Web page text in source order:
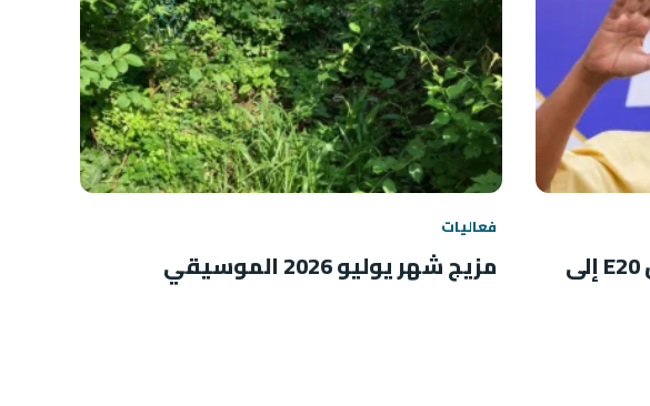
كجريوال يقود مسيرة ضد بنزين E20 إلى
فعاليات
مزيج شهر يوليو 2026 الموسيقي